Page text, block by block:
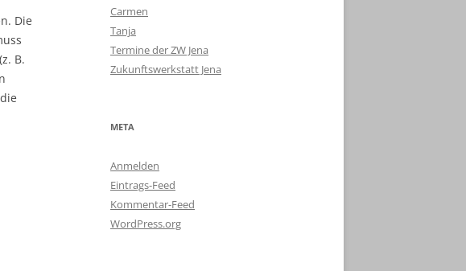
Die
B.
Carmen
Tanja
Termine der ZW Jena
Zukunftswerkstatt Jena
META
Anmelden
Eintrags-Feed
Kommentar-Feed
WordPress.org